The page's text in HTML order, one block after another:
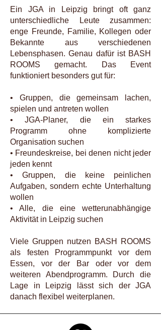
Ein JGA in Leipzig bringt oft ganz
unterschiedliche Leute zusammen:
enge Freunde, Familie, Kollegen oder
Bekannte aus verschiedenen
Lebensphasen. Genau dafür ist BASH
ROOMS gemacht. Das Event
funktioniert besonders gut für:
• Gruppen, die gemeinsam lachen,
spielen und antreten wollen
• JGA-Planer, die ein starkes
Programm ohne komplizierte
Organisation suchen
• Freundeskreise, bei denen nicht jeder
jeden kennt
• Gruppen, die keine peinlichen
Aufgaben, sondern echte Unterhaltung
wollen
• Alle, die eine wetterunabhängige
Aktivität in Leipzig suchen
Viele Gruppen nutzen BASH ROOMS
als festen Programmpunkt vor dem
Essen, vor der Bar oder vor dem
weiteren Abendprogramm. Durch die
Lage in Leipzig lässt sich der JGA
danach flexibel weiterplanen.